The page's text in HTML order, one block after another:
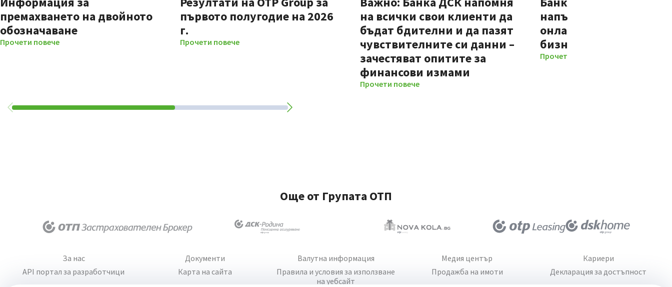
премахването на двойното
обозначаване
Прочети повече
първото полугодие на 2026
г.
Прочети повече
на всички свои клиенти да
бъдат бдителни и да пазят
чувствителните си данни –
зачестяват опитите за
финансови измами
Прочети повече
напълно
онлайн процес за нови
бизнес клиенти
Прочети повече
Още от Групата ОТП
За нас
API портал за разработчици
Документи
Карта на сайта
Валутна информация
Правила и условия за използване
на уебсайт
Медия център
Продажба на имоти
Кариери
Декларация за достъпност